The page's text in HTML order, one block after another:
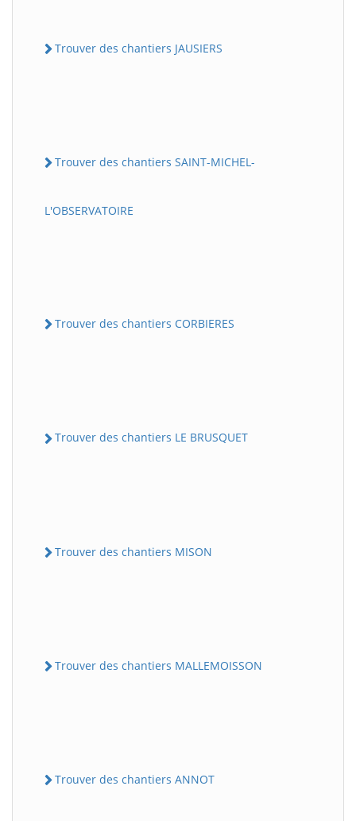
Trouver des chantiers JAUSIERS
Trouver des chantiers SAINT-MICHEL-
L'OBSERVATOIRE
Trouver des chantiers CORBIERES
Trouver des chantiers LE BRUSQUET
Trouver des chantiers MISON
Trouver des chantiers MALLEMOISSON
Trouver des chantiers ANNOT